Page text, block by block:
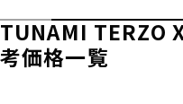
TUNAMI TERZO
考価格一覧